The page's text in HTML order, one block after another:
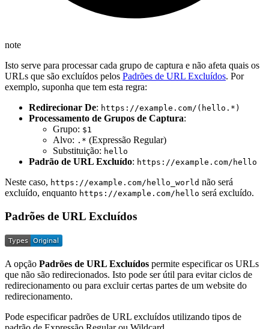
note
Isto serve para processar cada grupo de captura e não afeta quais os
URLs que são excluídos pelos Padrões de URL Excluídos. Por
exemplo, suponha que tem esta regra:
Redirecionar De: https://example.com/(hello.*)
Processamento de Grupos de Captura:
Grupo: $1
Alvo: .* (Expressão Regular)
Substituição: hello
Padrão de URL Excluído: https://example.com/hello
Neste caso, https://example.com/hello_world não será
excluído, enquanto https://example.com/hello será excluído.
Padrões de URL Excluídos
A opção Padrões de URL Excluídos permite especificar os URLs
que não são redirecionados. Isto pode ser útil para evitar ciclos de
redirecionamento ou para excluir certas partes de um website do
redirecionamento.
Pode especificar padrões de URL excluídos utilizando tipos de